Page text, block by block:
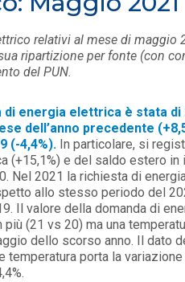
relativi al mese di maggio
ripartizione per fonte (con
del PUN.
energia elettrica è stata di
dell’anno precedente
(-4,4%). In particolare, si
(+15,1%) e del saldo estero in
Nel 2021 la richiesta di
allo stesso periodo del
Il valore della domanda di
(21 vs 20) ma una
dello scorso anno. Il dato
porta la variazione
elettricità
LEGGI
Il
regionali
LEGGI